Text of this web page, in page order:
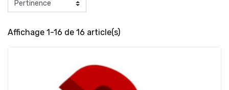
Affichage 1-16 de 16 article(s)